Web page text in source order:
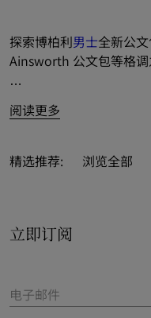
探索博柏利男士全新公
Ainsworth 公文包等格调
立体字母徽标和马术骑
阅读更多
精选推荐: 浏览全部
立即订阅
电子邮件